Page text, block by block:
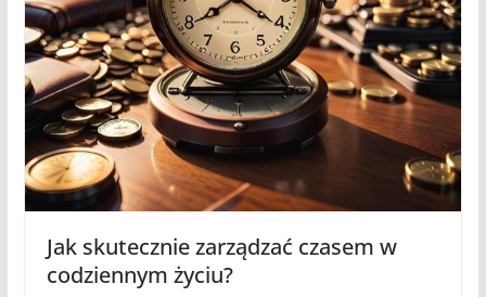
Jak skutecznie zarządzać czasem w
codziennym życiu?